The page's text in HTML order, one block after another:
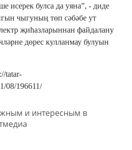
исерек булса да уяна”, - диде
чыгуның төп сәбәбе ут
җиһазларыннан файдалану
дөрес кулланмау булуын
tatar-
08/196611/
и интересным в